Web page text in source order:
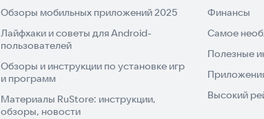
Обзоры мобильных приложений 2025
Лайфхаки и советы для Android-
пользователей
Обзоры и инструкции по установке игр
и программ
Материалы RuStore: инструкции,
обзоры, новости
Финансы
Самое
Полезные
Высокий